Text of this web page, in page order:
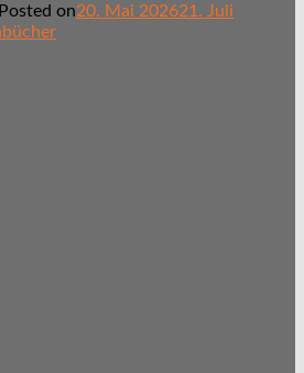
Posted on20. Mai 202621. Juli